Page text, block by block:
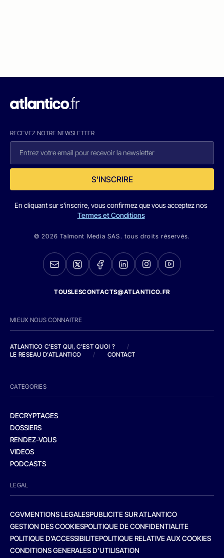
RECEVEZ NOTRE NEWSLETTER
S'INSCRIRE
En cliquant sur s'inscrire, vous confirmez que vous acceptez nos
Termes et Conditions
© 2026 Talmont Media SAS. tous droits réservés.
TOUSLESCONTACTS@ATLANTICO.FR
MIEUX NOUS CONNAITRE
ATLANTICO C'EST QUI, C'EST QUOI ?
/
LE RESEAU D'ATLANTICO
/ CONTACT
CATEGORIES
DECRYPTAGES
DOSSIERS
RENDEZ-VOUS
VIDEOS
PODCASTS
LEGAL
CGVMENTIONS LEGALESPUBLICITE SUR ATLANTICO
GESTION DES COOKIESPOLITIQUE DE CONFIDENTIALITE
POLITIQUE D’ACCESSIBILITEPOLITIQUE RELATIVE AUX COOKIES
CONDITIONS GENERALES D’UTILISATION